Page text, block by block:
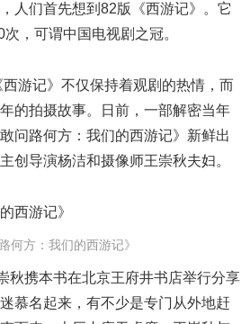
人们首先想到82版《西游记》。它
，可谓中国电视剧之冠。
游记》不仅保持着观剧的热情，而
的拍摄故事。日前，一部解密当年
问路何方：我们的西游记》新鲜出
创导演杨洁和摄像师王崇秋夫妇。
何方：我们的西游记》
秋携本书在北京王府井书店举行分享
慕名起来，有不少是专门从外地赶